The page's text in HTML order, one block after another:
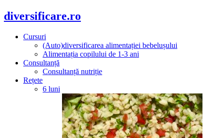
diversificare.ro
Cursuri
(Auto)diversificarea alimentației bebelușului
Alimentația copilului de 1-3 ani
Consultanță
Consultanță nutriție
Rețete
6 luni